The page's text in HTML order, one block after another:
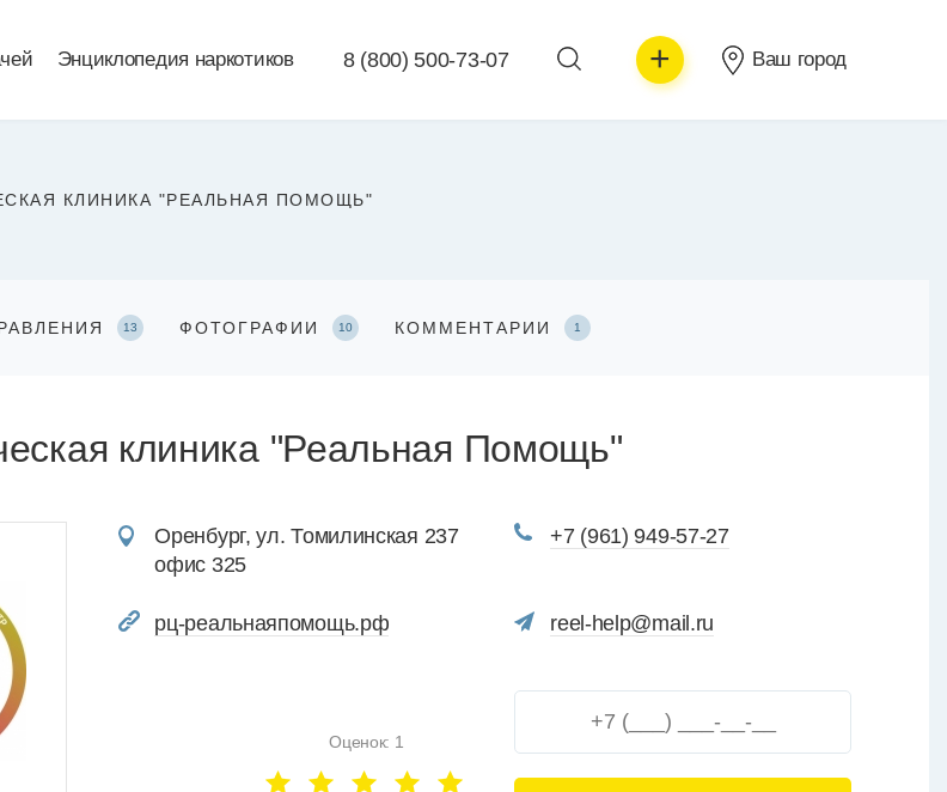
Энциклопедия наркотиков 8 (800) 500-73-07 + Ваш город
КЛИНИКА "РЕАЛЬНАЯ ПОМОЩЬ"
13 ФОТОГРАФИИ 10 КОММЕНТАРИИ 1
клиника "Реальная Помощь"
Оренбург, ул. Томилинская 237
офис 325
+7 (961) 949-57-27
рц-реальнаяпомощь.рф reel-help@mail.ru
Оценок: 1
3+6=